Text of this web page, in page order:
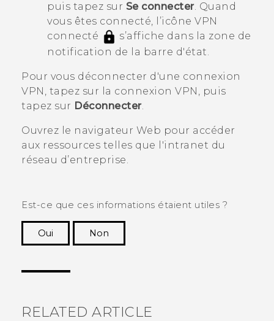
puis tapez sur Se connecter. Quand
vous êtes connecté, l’icône VPN
connecté
s’affiche dans la zone de
notification de la barre d'état.
Pour vous déconnecter d'une connexion
VPN, tapez sur la connexion VPN, puis
tapez sur Déconnecter.
Ouvrez le navigateur Web pour accéder
aux ressources telles que l'intranet du
réseau d’entreprise.
Est-ce que ces informations étaient utiles ?
Oui
Non
RELATED ARTICLE